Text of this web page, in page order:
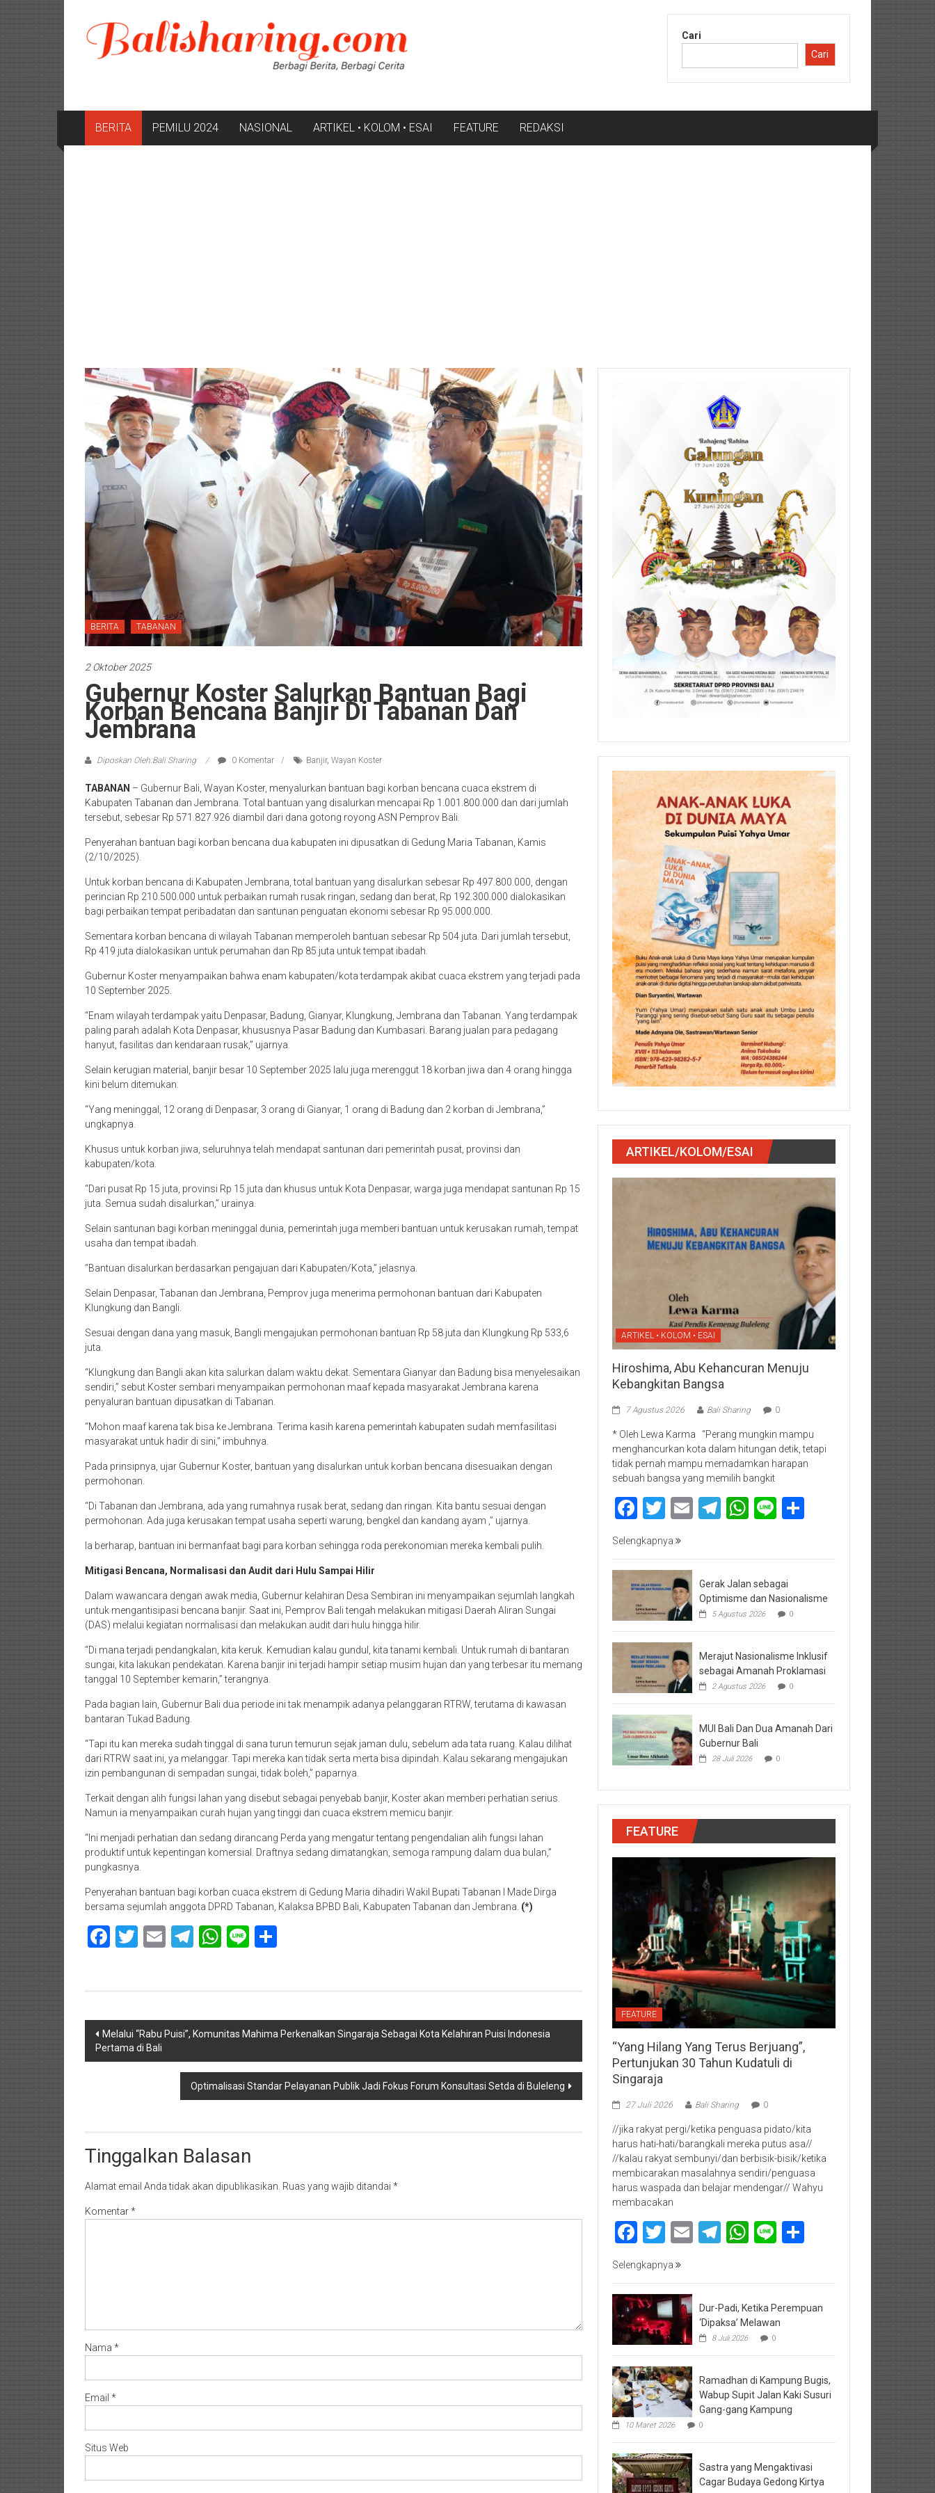
konten
Cari
Cari
BERITA PEMILU 2024 NASIONAL ARTIKEL • KOLOM • ESAI FEATURE REDAKSI
BERITA TABANAN
2 Oktober 2025
Gubernur Koster Salurkan Bantuan Bagi
Korban Bencana Banjir Di Tabanan Dan
Jembrana
Diposkan Oleh:Bali Sharing 0 Komentar Banjir, Wayan Koster
TABANAN – Gubernur Bali, Wayan Koster, menyalurkan bantuan bagi korban bencana cuaca ekstrem di
Kabupaten Tabanan dan Jembrana. Total bantuan yang disalurkan mencapai Rp 1.001.800.000 dan dari jumlah
tersebut, sebesar Rp 571.827.926 diambil dari dana gotong royong ASN Pemprov Bali.
Penyerahan bantuan bagi korban bencana dua kabupaten ini dipusatkan di Gedung Maria Tabanan, Kamis
(2/10/2025).
Untuk korban bencana di Kabupaten Jembrana, total bantuan yang disalurkan sebesar Rp 497.800.000, dengan
perincian Rp 210.500.000 untuk perbaikan rumah rusak ringan, sedang dan berat, Rp 192.300.000 dialokasikan
bagi perbaikan tempat peribadatan dan santunan penguatan ekonomi sebesar Rp 95.000.000.
Sementara korban bencana di wilayah Tabanan memperoleh bantuan sebesar Rp 504 juta. Dari jumlah tersebut,
Rp 419 juta dialokasikan untuk perumahan dan Rp 85 juta untuk tempat ibadah.
Gubernur Koster menyampaikan bahwa enam kabupaten/kota terdampak akibat cuaca ekstrem yang terjadi pada
10 September 2025.
“Enam wilayah terdampak yaitu Denpasar, Badung, Gianyar, Klungkung, Jembrana dan Tabanan. Yang terdampak
paling parah adalah Kota Denpasar, khususnya Pasar Badung dan Kumbasari. Barang jualan para pedagang
hanyut, fasilitas dan kendaraan rusak,” ujarnya.
Selain kerugian material, banjir besar 10 September 2025 lalu juga merenggut 18 korban jiwa dan 4 orang hingga
kini belum ditemukan.
“Yang meninggal, 12 orang di Denpasar, 3 orang di Gianyar, 1 orang di Badung dan 2 korban di Jembrana,”
ungkapnya.
Khusus untuk korban jiwa, seluruhnya telah mendapat santunan dari pemerintah pusat, provinsi dan
kabupaten/kota.
“Dari pusat Rp 15 juta, provinsi Rp 15 juta dan khusus untuk Kota Denpasar, warga juga mendapat santunan Rp 15
juta. Semua sudah disalurkan,” urainya.
Selain santunan bagi korban meninggal dunia, pemerintah juga memberi bantuan untuk kerusakan rumah, tempat
usaha dan tempat ibadah.
“Bantuan disalurkan berdasarkan pengajuan dari Kabupaten/Kota,” jelasnya.
Selain Denpasar, Tabanan dan Jembrana, Pemprov juga menerima permohonan bantuan dari Kabupaten
Klungkung dan Bangli.
Sesuai dengan dana yang masuk, Bangli mengajukan permohonan bantuan Rp 58 juta dan Klungkung Rp 533,6
juta.
“Klungkung dan Bangli akan kita salurkan dalam waktu dekat. Sementara Gianyar dan Badung bisa menyelesaikan
sendiri,” sebut Koster sembari menyampaikan permohonan maaf kepada masyarakat Jembrana karena
penyaluran bantuan dipusatkan di Tabanan.
“Mohon maaf karena tak bisa ke Jembrana. Terima kasih karena pemerintah kabupaten sudah memfasilitasi
masyarakat untuk hadir di sini,” imbuhnya.
Pada prinsipnya, ujar Gubernur Koster, bantuan yang disalurkan untuk korban bencana disesuaikan dengan
permohonan.
“Di Tabanan dan Jembrana, ada yang rumahnya rusak berat, sedang dan ringan. Kita bantu sesuai dengan
permohonan. Ada juga kerusakan tempat usaha seperti warung, bengkel dan kandang ayam ,” ujarnya.
Ia berharap, bantuan ini bermanfaat bagi para korban sehingga roda perekonomian mereka kembali pulih.
Mitigasi Bencana, Normalisasi dan Audit dari Hulu Sampai Hilir
Dalam wawancara dengan awak media, Gubernur kelahiran Desa Sembiran ini menyampaikan sejumlah langkah
untuk mengantisipasi bencana banjir. Saat ini, Pemprov Bali tengah melakukan mitigasi Daerah Aliran Sungai
(DAS) melalui kegiatan normalisasi dan melakukan audit dari hulu hingga hilir.
“Di mana terjadi pendangkalan, kita keruk. Kemudian kalau gundul, kita tanami kembali. Untuk rumah di bantaran
sungai, kita lakukan pendekatan. Karena banjir ini terjadi hampir setiap musim hujan dan yang terbesar itu memang
tanggal 10 September kemarin,” terangnya.
Pada bagian lain, Gubernur Bali dua periode ini tak menampik adanya pelanggaran RTRW, terutama di kawasan
bantaran Tukad Badung.
“Tapi itu kan mereka sudah tinggal di sana turun temurun sejak jaman dulu, sebelum ada tata ruang. Kalau dilihat
dari RTRW saat ini, ya melanggar. Tapi mereka kan tidak serta merta bisa dipindah. Kalau sekarang mengajukan
izin pembangunan di sempadan sungai, tidak boleh,” paparnya.
Terkait dengan alih fungsi lahan yang disebut sebagai penyebab banjir, Koster akan memberi perhatian serius.
Namun ia menyampaikan curah hujan yang tinggi dan cuaca ekstrem memicu banjir.
“Ini menjadi perhatian dan sedang dirancang Perda yang mengatur tentang pengendalian alih fungsi lahan
produktif untuk kepentingan komersial. Draftnya sedang dimatangkan, semoga rampung dalam dua bulan,”
pungkasnya.
Penyerahan bantuan bagi korban cuaca ekstrem di Gedung Maria dihadiri Wakil Bupati Tabanan I Made Dirga
bersama sejumlah anggota DPRD Tabanan, Kalaksa BPBD Bali, Kabupaten Tabanan dan Jembrana. (*)
Facebook
Twitter
EmailTelegram
WhatsApp
Line
Navigasi
pos
Melalui “Rabu Puisi”, Komunitas Mahima Perkenalkan Singaraja Sebagai Kota Kelahiran Puisi Indonesia
Pertama di Bali
Optimalisasi Standar Pelayanan Publik Jadi Fokus Forum Konsultasi Setda di Buleleng
Tinggalkan Balasan
Alamat email Anda tidak akan dipublikasikan. Ruas yang wajib ditandai *
Komentar*
Nama *
Email *
Situs Web
ARTIKEL/KOLOM/ESAI
ARTIKEL • KOLOM • ESAI
Hiroshima, Abu Kehancuran Menuju
Kebangkitan Bangsa
7 Agustus 2026 Bali Sharing 0
* Oleh Lewa Karma “Perang mungkin mampu
menghancurkan kota dalam hitungan detik, tetapi
tidak pernah mampu memadamkan harapan
sebuah bangsa yang memilih bangkit
Facebook
Twitter
EmailTelegram
WhatsApp
Line
Selengkapnya
Gerak Jalan sebagai
Optimisme dan Nasionalisme
5 Agustus 2026 0
Merajut Nasionalisme Inklusif
sebagai Amanah Proklamasi
2 Agustus 2026 0
MUI Bali Dan Dua Amanah Dari
Gubernur Bali
28 Juli 2026 0
FEATURE
FEATURE
“Yang Hilang Yang Terus Berjuang”,
Pertunjukan 30 Tahun Kudatuli di
Singaraja
27 Juli 2026 Bali Sharing 0
//jika rakyat pergi/ketika penguasa pidato/kita
harus hati-hati/barangkali mereka putus asa//
//kalau rakyat sembunyi/dan berbisik-bisik/ketika
membicarakan masalahnya sendiri/penguasa
harus waspada dan belajar mendengar// Wahyu
membacakan
Facebook
Twitter
EmailTelegram
WhatsApp
Line
Selengkapnya
Dur-Padi, Ketika Perempuan
‘Dipaksa’ Melawan
8 Juli 2026 0
Ramadhan di Kampung Bugis,
Wabup Supit Jalan Kaki Susuri
Gang-gang Kampung
10 Maret 2026 0
Sastra yang Mengaktivasi
Cagar Budaya Gedong Kirtya